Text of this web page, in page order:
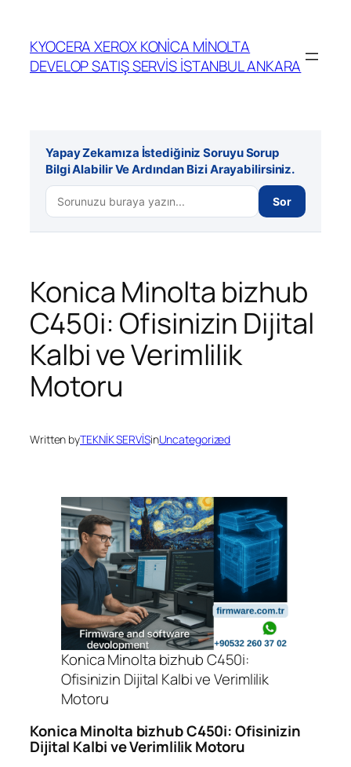
KYOCERA XEROX KONİCA MİNOLTA
DEVELOP SATIŞ SERVİS İSTANBUL ANKARA
Yapay Zekamıza İstediğiniz Soruyu Sorup
Bilgi Alabilir Ve Ardından Bizi Arayabilirsiniz.
Sor
Konica Minolta bizhub
C450i: Ofisinizin Dijital
Kalbi ve Verimlilik
Motoru
Written byTEKNİK SERVİSinUncategorized
Konica Minolta bizhub C450i:
Ofisinizin Dijital Kalbi ve Verimlilik
Motoru
Konica Minolta bizhub C450i: Ofisinizin
Dijital Kalbi ve Verimlilik Motoru